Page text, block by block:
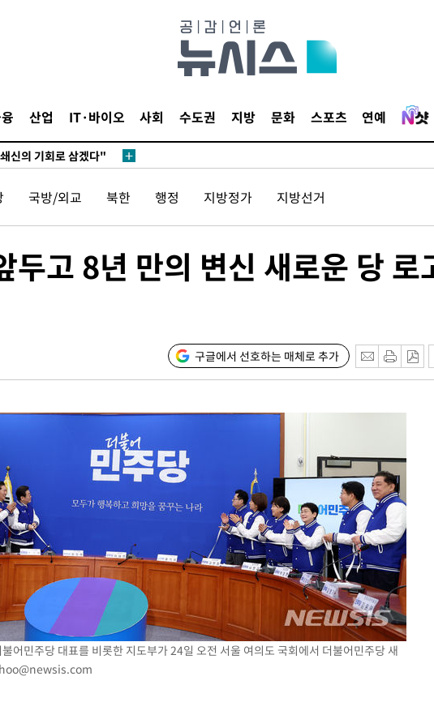
산업 IT·바이오 사회 수도권 지방 문화 스포츠 연예
신의 기회로 삼겠다"
150㎜ 비
스닥 1.3%↑
망과 걱정 안겨드려 죄
㎜ 비
스닥 1.3%↑
국방/외교 북한 행정 지방정가 지방선거
두고 8년 만의 변신 새로운 당 로
구글에서 선호하는 매체로 추가
어민주당 대표를 비롯한 지도부가 24일 오전 서울 여의도 국회에서 더불어민주당 새